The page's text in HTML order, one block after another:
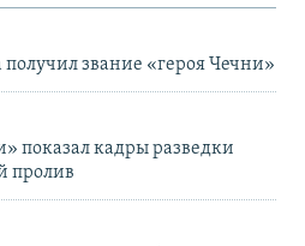
звание «героя Чечни»
показал кадры разведки
пролив